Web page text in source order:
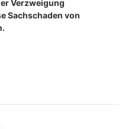
Verzweigung
Sachschaden von